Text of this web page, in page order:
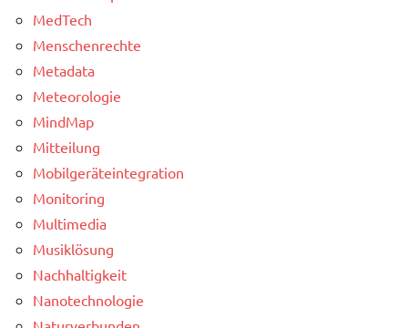
MedTech
Menschenrechte
Metadata
Meteorologie
MindMap
Mitteilung
Mobilgeräteintegration
Monitoring
Multimedia
Musiklösung
Nachhaltigkeit
Nanotechnologie